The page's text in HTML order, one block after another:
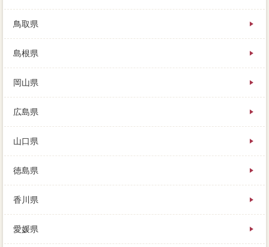
鳥取県
島根県
岡山県
広島県
山口県
徳島県
香川県
愛媛県